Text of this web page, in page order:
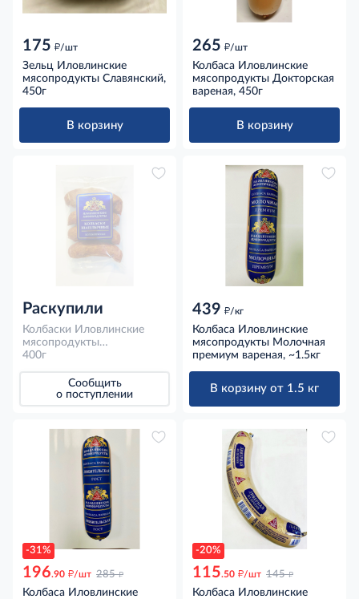
175 д/шт
Зельц Иловлинские
мясопродукты Славянский,
450г
В корзину
265 д/шт
Колбаса Иловлинские
мясопродукты Докторская
вареная, 450г
В корзину
Раскупили
Колбаски Иловлинские
мясопродукты
Шашлычные
400г
Сообщить
о поступлении
439 д/кг
Колбаса Иловлинские
мясопродукты Молочная
премиум вареная, ~1.5кг
В корзину от 1.5 кг
-31%
196.90 д/шт 285 д
Колбаса Иловлинские
-20%
115.50 д/шт 145 д
Колбаса Иловлинские